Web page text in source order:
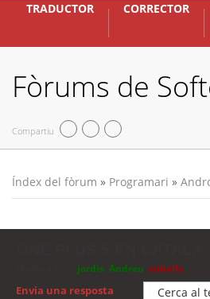
TRADUCTOR CORRECTOR
Fòrums de
Compartiu
Índex del fòrum » Programari »
jordis Andreu cubells
Envia una resposta